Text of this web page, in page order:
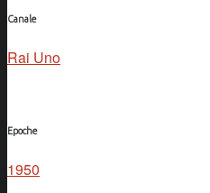
Canale
Rai Uno
Epoche
1950